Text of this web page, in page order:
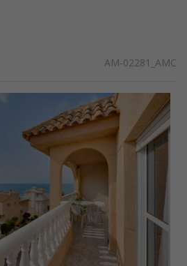
AM-02281_AMC